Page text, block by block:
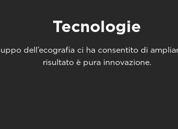
Tecnologie
dell’ecografia ci ha consentito di
risultato è pura innovazione.